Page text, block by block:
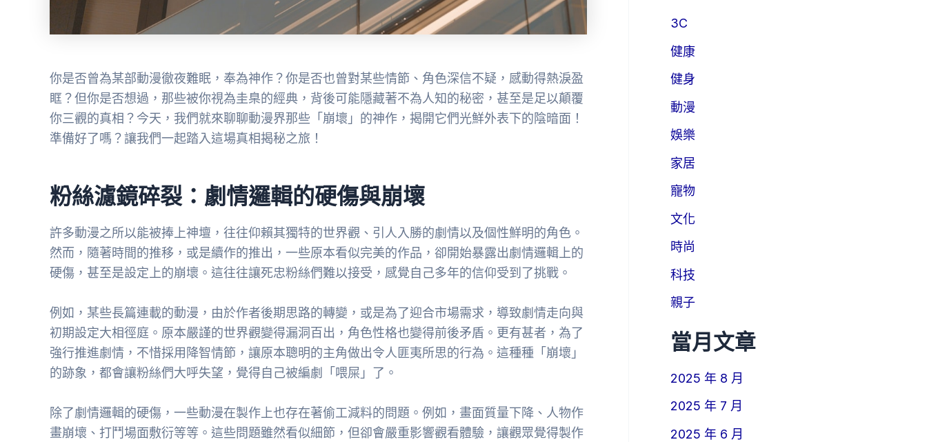
你是否曾為某部動漫徹夜難眠，奉為神作？你是否也曾對某些情節、角色深信不疑，感動得熱淚盈
眶？但你是否想過，那些被你視為圭臬的經典，背後可能隱藏著不為人知的秘密，甚至是足以顛覆
你三觀的真相？今天，我們就來聊聊動漫界那些「崩壞」的神作，揭開它們光鮮外表下的陰暗面！
準備好了嗎？讓我們一起踏入這場真相揭秘之旅！
粉絲濾鏡碎裂：劇情邏輯的硬傷與崩壞
許多動漫之所以能被捧上神壇，往往仰賴其獨特的世界觀、引人入勝的劇情以及個性鮮明的角色。
然而，隨著時間的推移，或是續作的推出，一些原本看似完美的作品，卻開始暴露出劇情邏輯上的
硬傷，甚至是設定上的崩壞。這往往讓死忠粉絲們難以接受，感覺自己多年的信仰受到了挑戰。
例如，某些長篇連載的動漫，由於作者後期思路的轉變，或是為了迎合市場需求，導致劇情走向與
初期設定大相徑庭。原本嚴謹的世界觀變得漏洞百出，角色性格也變得前後矛盾。更有甚者，為了
強行推進劇情，不惜採用降智情節，讓原本聰明的主角做出令人匪夷所思的行為。這種種「崩壞」
的跡象，都會讓粉絲們大呼失望，覺得自己被編劇「喂屎」了。
除了劇情邏輯的硬傷，一些動漫在製作上也存在著偷工減料的問題。例如，畫面質量下降、人物作
畫崩壞、打鬥場面敷衍等等。這些問題雖然看似細節，但卻會嚴重影響觀看體驗，讓觀眾覺得製作
3C
健康
健身
動漫
娛樂
家居
寵物
文化
時尚
科技
親子
當月文章
2025 年 8 月
2025 年 7 月
2025 年 6 月